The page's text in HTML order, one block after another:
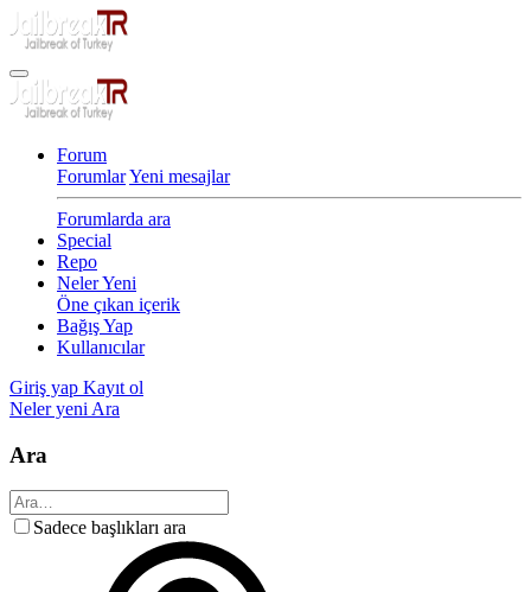
Forum
ForumlarYeni mesajlar
Forumlarda ara
Special
Repo
Neler Yeni
Öne çıkan içerik
Bağış Yap
Kullanıcılar
Giriş yap Kayıt ol
Neler yeni Ara
Ara
Sadece başlıkları ara